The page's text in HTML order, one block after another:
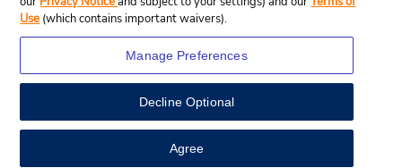
View Map
© 2025 Budget Rent A Car System, Inc.
Use (which contains important waivers).
Manage Preferences
Decline Optional
Agree